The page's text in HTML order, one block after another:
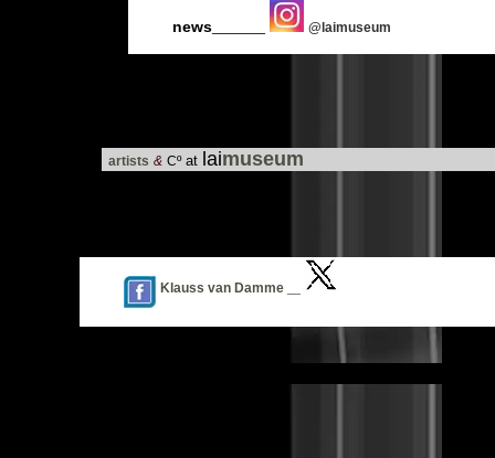
news @laimuseum
artists & Cºat laimuseum
Klauss van Damme